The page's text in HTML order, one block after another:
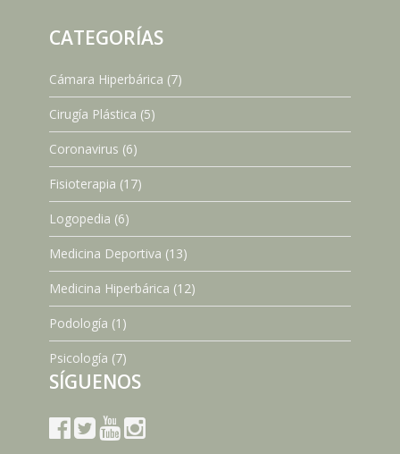
CATEGORÍAS
Cámara Hiperbárica (7)
Cirugía Plástica (5)
Coronavirus (6)
Fisioterapia (17)
Logopedia (6)
Medicina Deportiva (13)
Medicina Hiperbárica (12)
Podología (1)
Psicología (7)
SÍGUENOS